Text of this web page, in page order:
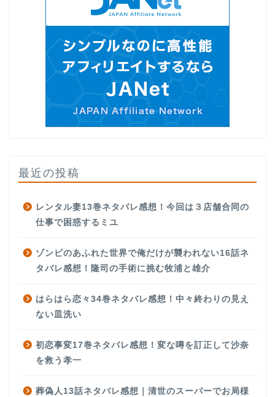
最近の投稿
レンタル妻13巻ネタバレ感想！今回は３店舗合同の
仕事で困惑するミユ
ゾンビのあふれた世界で俺だけが襲われない16話ネ
タバレ感想！隆司の手術に挑む牧浦と雄介
はらはら恋々34巻ネタバレ感想！中々終わりの見え
ない皿洗い
初恋事変17巻ネタバレ感想！変な噂を訂正して沙奈
を救う孝一
葬偽人13話ネタバレ感想｜清世のスーパーでお局様